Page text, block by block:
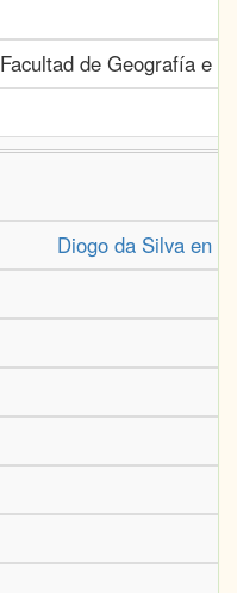
Facultad de Geografía e
Diogo da Silva en